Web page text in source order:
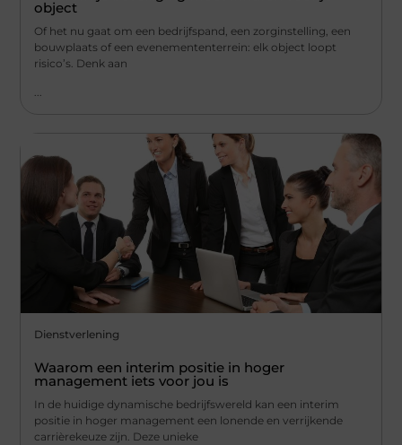
object
Of het nu gaat om een bedrijfspand, een zorginstelling, een
bouwplaats of een evenemententerrein: elk object loopt
risico’s. Denk aan
...
Dienstverlening
Waarom een interim positie in hoger
management iets voor jou is
In de huidige dynamische bedrijfswereld kan een interim
positie in hoger management een lonende en verrijkende
carrièrekeuze zijn. Deze unieke